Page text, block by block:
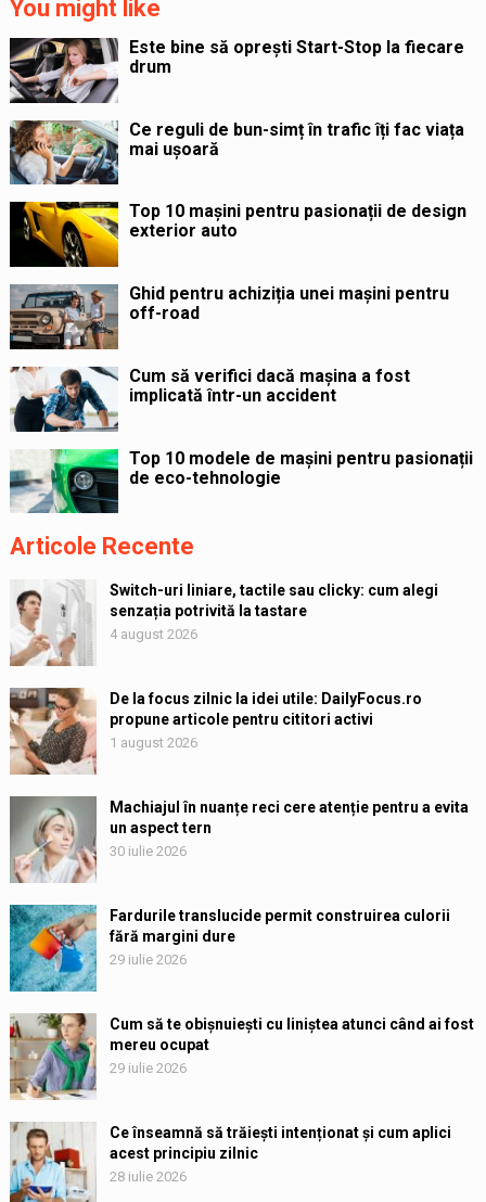
You might like
Este bine să oprești Start-Stop la fiecare
drum
Ce reguli de bun-simț în trafic îți fac viața
mai ușoară
Top 10 mașini pentru pasionații de design
exterior auto
Ghid pentru achiziția unei mașini pentru
off-road
Cum să verifici dacă mașina a fost
implicată într-un accident
Top 10 modele de mașini pentru pasionații
de eco-tehnologie
Articole Recente
Switch-uri liniare, tactile sau clicky: cum alegi
senzația potrivită la tastare
4 august 2026
De la focus zilnic la idei utile: DailyFocus.ro
propune articole pentru cititori activi
1 august 2026
Machiajul în nuanțe reci cere atenție pentru a evita
un aspect tern
30 iulie 2026
Fardurile translucide permit construirea culorii
fără margini dure
29 iulie 2026
Cum să te obișnuiești cu liniștea atunci când ai fost
mereu ocupat
29 iulie 2026
Ce înseamnă să trăiești intenționat și cum aplici
acest principiu zilnic
28 iulie 2026